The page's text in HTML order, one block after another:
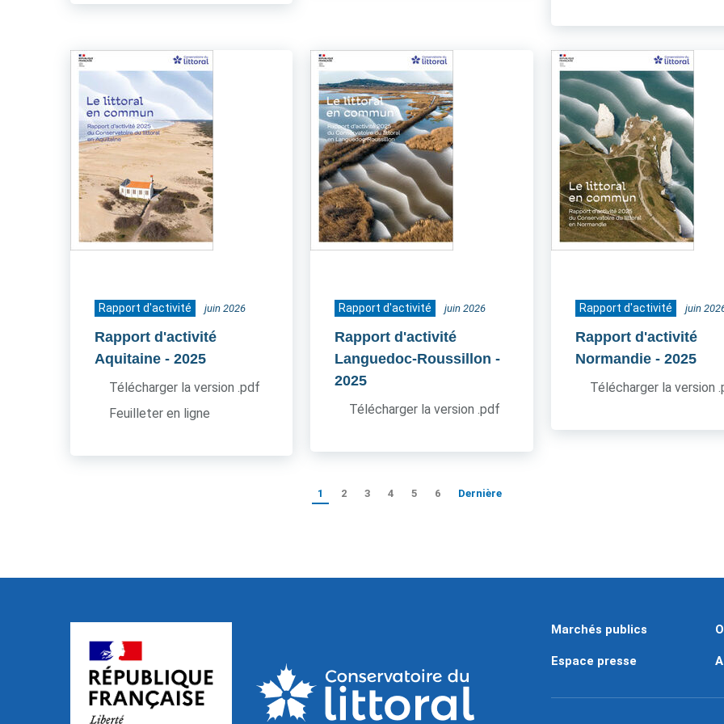
Rapport d'activité juin 2026
Rapport d'activité
Aquitaine - 2025
Télécharger la version .pdf
Feuilleter en ligne
Rapport d'activité juin 2026
Rapport d'activité
Languedoc-Roussillon -
2025
Télécharger la version .pdf
Rapport d'activité juin
Rapport d'activité
Normandie - 2025
Télécharger la version
1 2 3 4 5 6 Dernière
Marchés publics
Espace presse